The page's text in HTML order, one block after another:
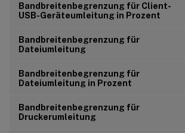
Bandbreitenbegrenzung für Client-
USB-Geräteumleitung in Prozent
Bandbreitenbegrenzung für
Dateiumleitung
Bandbreitenbegrenzung für
Dateiumleitung in Prozent
Bandbreitenbegrenzung für
Druckerumleitung